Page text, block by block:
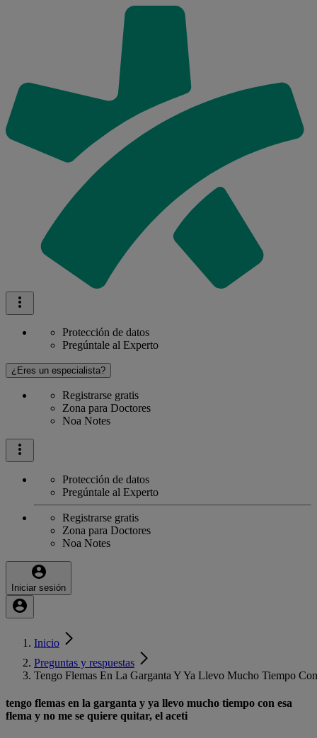
Protección de datos
Pregúntale al Experto
¿Eres un especialista?
Registrarse gratis
Zona para Doctores
Noa Notes
Protección de datos
Pregúntale al Experto
Registrarse gratis
Zona para Doctores
Noa Notes
Iniciar sesión
Inicio
Preguntas y respuestas
Tengo Flemas En La Garganta Y Ya Llevo Mucho Tiempo
tengo flemas en la garganta y ya llevo mucho tiempo con esa
flema y no me se quiere quitar, el aceti